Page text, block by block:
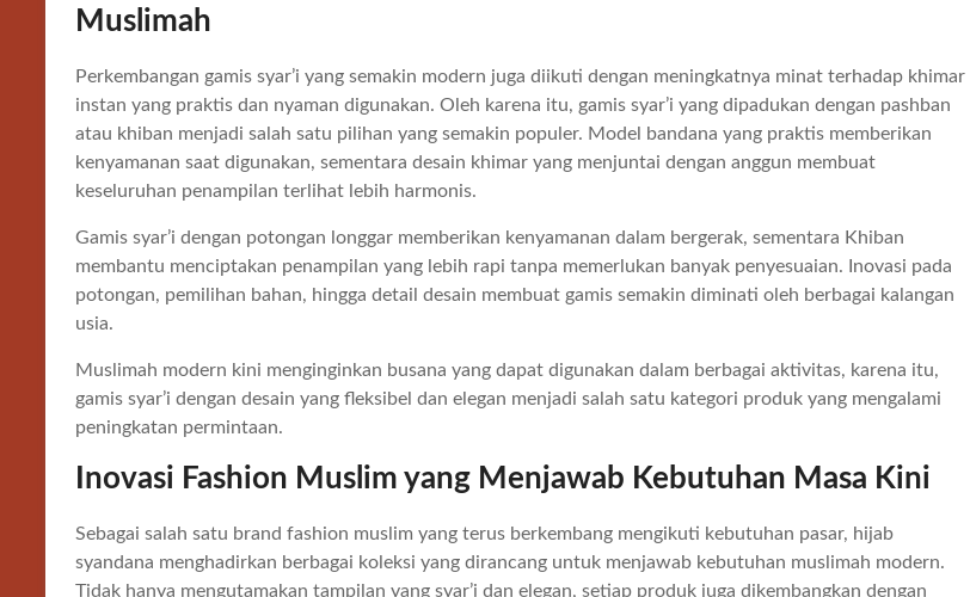
Muslimah
Perkembangan gamis syar’i yang semakin modern juga diikuti dengan meningkatnya minat terhadap khimar
instan yang praktis dan nyaman digunakan. Oleh karena itu, gamis syar’i yang dipadukan dengan pashban
atau khiban menjadi salah satu pilihan yang semakin populer. Model bandana yang praktis memberikan
kenyamanan saat digunakan, sementara desain khimar yang menjuntai dengan anggun membuat
keseluruhan penampilan terlihat lebih harmonis.
Gamis syar’i dengan potongan longgar memberikan kenyamanan dalam bergerak, sementara Khiban
membantu menciptakan penampilan yang lebih rapi tanpa memerlukan banyak penyesuaian. Inovasi pada
potongan, pemilihan bahan, hingga detail desain membuat gamis semakin diminati oleh berbagai kalangan
usia.
Muslimah modern kini menginginkan busana yang dapat digunakan dalam berbagai aktivitas, karena itu,
gamis syar’i dengan desain yang fleksibel dan elegan menjadi salah satu kategori produk yang mengalami
peningkatan permintaan.
Inovasi Fashion Muslim yang Menjawab Kebutuhan Masa Kini
Sebagai salah satu brand fashion muslim yang terus berkembang mengikuti kebutuhan pasar, hijab
syandana menghadirkan berbagai koleksi yang dirancang untuk menjawab kebutuhan muslimah modern.
Tidak hanya mengutamakan tampilan yang syar’i dan elegan, setiap produk juga dikembangkan dengan